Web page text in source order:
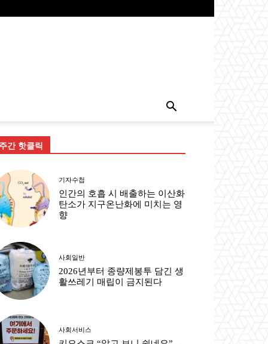
간 핫클릭
기자수첩
인간의 호흡 시 배출하는 이산화
탄소가 지구온난화에 미치는 영
향
사회일반
2026년부터 종량제봉투 담긴 생
활쓰레기 매립이 금지된다
사회서비스